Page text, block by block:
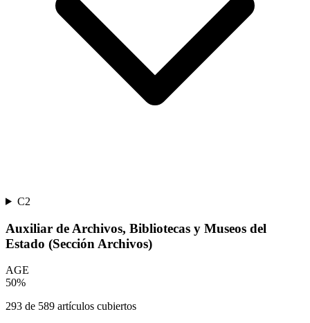
C2
Auxiliar de Archivos, Bibliotecas y Museos del
Estado (Sección Archivos)
AGE
50%
293 de 589 artículos cubiertos